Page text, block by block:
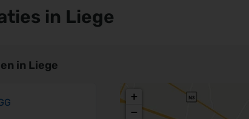
in Liege
in Liege
+
−